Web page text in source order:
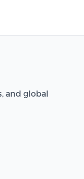
and global